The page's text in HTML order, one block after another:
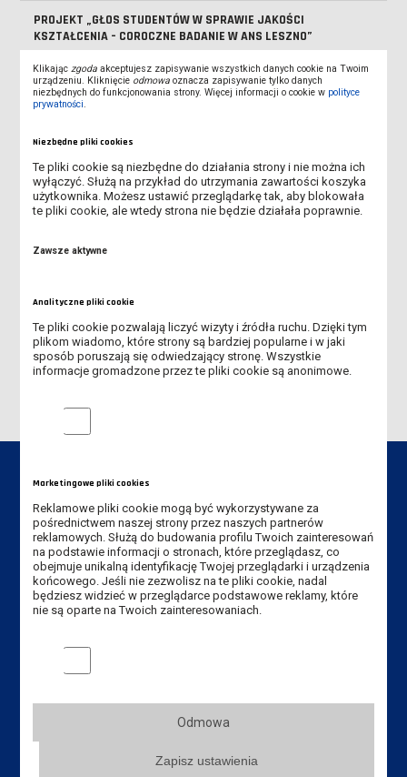
PROJEKT „GŁOS STUDENTÓW W SPRAWIE JAKOŚCI
KSZTAŁCENIA – COROCZNE BADANIE W ANS LESZNO”
DZIEŃ OTWARTY INŻYNIERA 2025
DZIEŃ EDUKACJI NARODWEJ
ROZKŁAD ZAJĘĆ
ZMIANA GODZIN PRACY SEKRETARIATU
PREZENTACJA ROBOTÓW FIRMY KUKA
Dane kontaktowe
Instytut Politechniczny
Akademia Nauk Stosowanych
im. Jana Amosa Komeńskiego w Lesznie
Tel. rekrutacja: +48 65 525 01 12
E-mail rekrutacja:rekrutacja@ansleszno.pl
Klikajączgoda akceptujesz zapisywanie wszystkich danych cookie na Twoim
urządzeniu. Kliknięcie odmowa oznacza zapisywanie tylko danych
niezbędnych do funkcjonowania strony. Więcej informacji o cookie w polityce
prywatności.
Niezbędne pliki cookies
Te pliki cookie są niezbędne do działania strony i nie można ich
wyłączyć. Służą na przykład do utrzymania zawartości koszyka
użytkownika. Możesz ustawić przeglądarkę tak, aby blokowała
te pliki cookie, ale wtedy strona nie będzie działała poprawnie.
Zawsze aktywne
Analityczne pliki cookie
Te pliki cookie pozwalają liczyć wizyty i źródła ruchu. Dzięki tym
plikom wiadomo, które strony są bardziej popularne i w jaki
sposób poruszają się odwiedzający stronę. Wszystkie
informacje gromadzone przez te pliki cookie są anonimowe.
Analityczne pliki cookie
Marketingowe pliki cookies
Reklamowe pliki cookie mogą być wykorzystywane za
pośrednictwem naszej strony przez naszych partnerów
reklamowych. Służą do budowania profilu Twoich zainteresowań
na podstawie informacji o stronach, które przeglądasz, co
obejmuje unikalną identyfikację Twojej przeglądarki i urządzenia
końcowego. Jeśli nie zezwolisz na te pliki cookie, nadal
będziesz widzieć w przeglądarce podstawowe reklamy, które
nie są oparte na Twoich zainteresowaniach.
Marketingowe pliki cookies
Odmowa
Zapisz ustawienia